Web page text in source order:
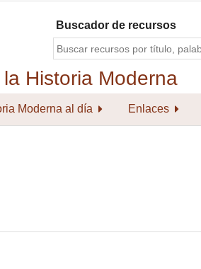
Buscador de recursos
Moderna al día Enlaces